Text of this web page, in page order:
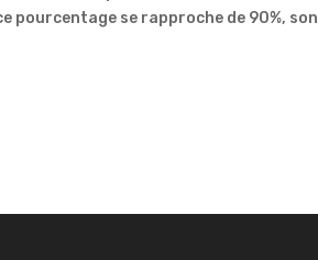
pourcentage se rapproche de 90%, son